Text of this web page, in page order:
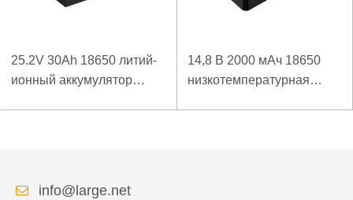
25.2V 30Ah 18650 литий-
ионный аккумулятор
14,8 В 2000 мАч 18650
низкотемпературная
info@large.net